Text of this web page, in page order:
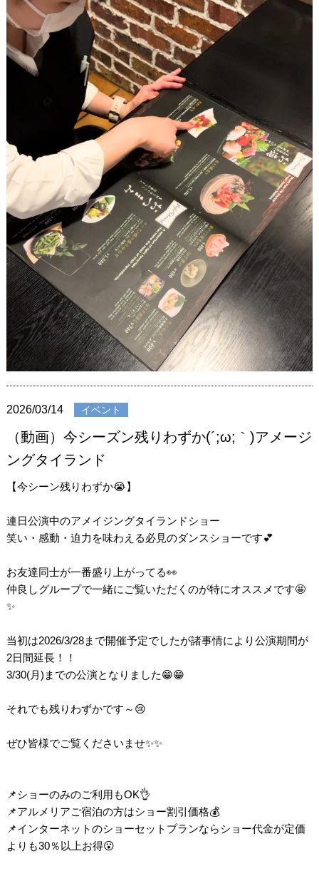
2026/03/14 イベント
（動画）今シーズン残りわずか(´;ω;｀)アメージ
ングタイランド
【今シーン残りわずか😭】
連日公演中のアメイジングタイランドショー
笑い・感動・迫力を味わえる必見のダンスショーです💕
お友達同士が一番盛り上がってる👀
仲良しグループで一緒にご覧いただくのが特にオススメです🤩
✨
当初は2026/3/28まで開催予定でしたが諸事情により公演期間が
2日間延長！！
3/30(月)までの公演となりました😁😁
それでも残りわずかです～😢
ぜひ皆様でご覧くださいませ✨✨
📌ショーのみのご利用もOK👌
📌アルメリアご宿泊の方はショー割引価格💰
📌インターネットのショーセットプランならショー代金が定価
よりも30％以上お得😮